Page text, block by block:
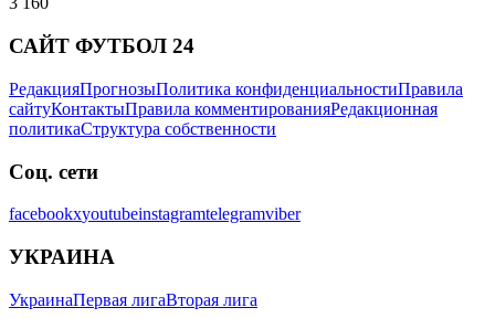
САЙТ ФУТБОЛ 24
РедакцияПрогнозыПолитика конфиденциальностиПравила
сайтуКонтактыПравила комментированияРедакционная
политикаСтруктура собственности
Соц. сети
facebookxyoutubeinstagramtelegramviber
УКРАИНА
УкраинаПервая лигаВторая лига